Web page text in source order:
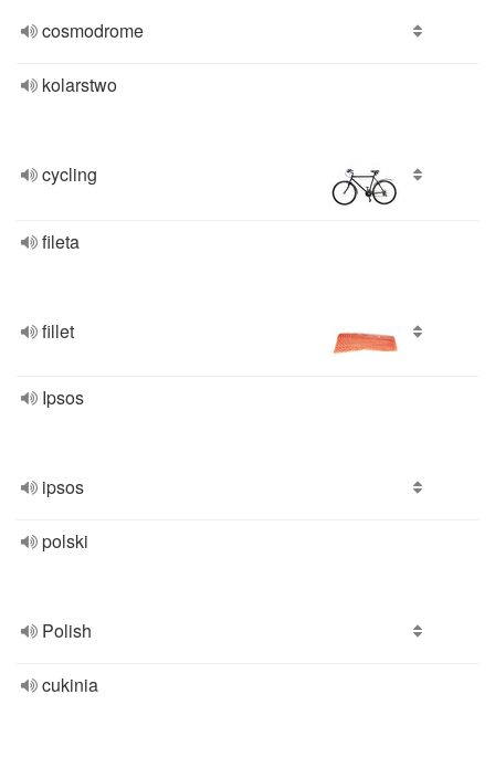
cosmodrome
kolarstwo
cycling
fileta
fillet
Ipsos
ipsos
polski
Polish
cukinia